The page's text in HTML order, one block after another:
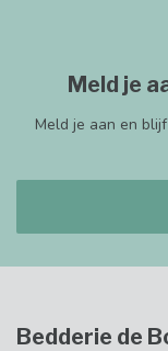
Meld je
Meld je aan en
Bedderie de